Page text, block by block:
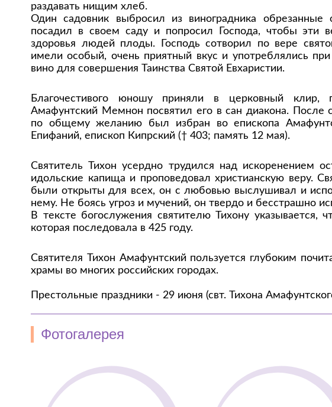
раздавать нищим хлеб.
Один садовник выбросил из виноградника обрезанные
посадил в своем саду и попросил Господа, чтобы эти
здоровья людей плоды. Господь сотворил по вере
имели особый, очень приятный вкус и употреблялись
вино для совершения Таинства Святой Евхаристии.
Благочестивого юношу приняли в церковный клир,
Амафунтский Мемнон посвятил его в сан диакона. После
по общему желанию был избран во епископа
Епифаний, епископ Кипрский († 403; память 12 мая).
Святитель Тихон усердно трудился над искоренением
идольские капища и проповедовал христианскую веру.
были открыты для всех, он с любовью выслушивал и
нему. Не боясь угроз и мучений, он твердо и бесстрашно
В тексте богослужения святителю Тихону указывается,
которая последовала в 425 году.
Святителя Тихон Амафунтский пользуется глубоким
храмы во многих российских городах.
Престольные праздники - 29 июня (свт. Тихона
Фотогалерея